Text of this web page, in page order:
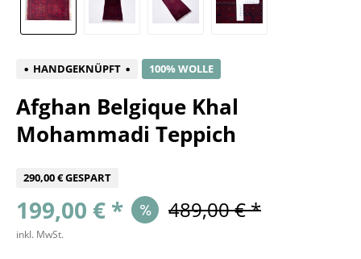
HANDGEKNÜPFT 100% WOLLE
Afghan Belgique Khal
Mohammadi Teppich
290,00 € GESPART
199,00 € * 489,00 € *
inkl. MwSt.